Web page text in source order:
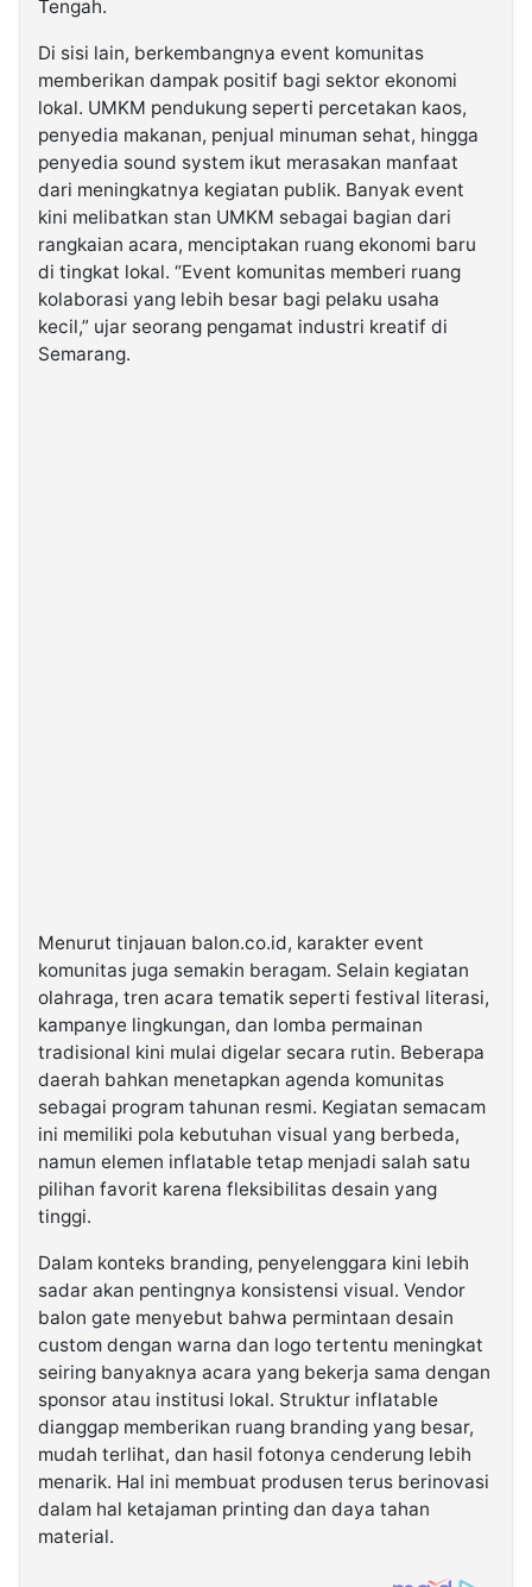
Tengah.
Di sisi lain, berkembangnya event komunitas
memberikan dampak positif bagi sektor ekonomi
lokal. UMKM pendukung seperti percetakan kaos,
penyedia makanan, penjual minuman sehat, hingga
penyedia sound system ikut merasakan manfaat
dari meningkatnya kegiatan publik. Banyak event
kini melibatkan stan UMKM sebagai bagian dari
rangkaian acara, menciptakan ruang ekonomi baru
di tingkat lokal. “Event komunitas memberi ruang
kolaborasi yang lebih besar bagi pelaku usaha
kecil,” ujar seorang pengamat industri kreatif di
Semarang.
Menurut tinjauan balon.co.id, karakter event
komunitas juga semakin beragam. Selain kegiatan
olahraga, tren acara tematik seperti festival literasi,
kampanye lingkungan, dan lomba permainan
tradisional kini mulai digelar secara rutin. Beberapa
daerah bahkan menetapkan agenda komunitas
sebagai program tahunan resmi. Kegiatan semacam
ini memiliki pola kebutuhan visual yang berbeda,
namun elemen inflatable tetap menjadi salah satu
pilihan favorit karena fleksibilitas desain yang
tinggi.
Dalam konteks branding, penyelenggara kini lebih
sadar akan pentingnya konsistensi visual. Vendor
balon gate menyebut bahwa permintaan desain
custom dengan warna dan logo tertentu meningkat
seiring banyaknya acara yang bekerja sama dengan
sponsor atau institusi lokal. Struktur inflatable
dianggap memberikan ruang branding yang besar,
mudah terlihat, dan hasil fotonya cenderung lebih
menarik. Hal ini membuat produsen terus berinovasi
dalam hal ketajaman printing dan daya tahan
material.